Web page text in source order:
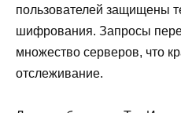
пользователей защищены
шифрования. Запросы
множество серверов, что
отслеживание.